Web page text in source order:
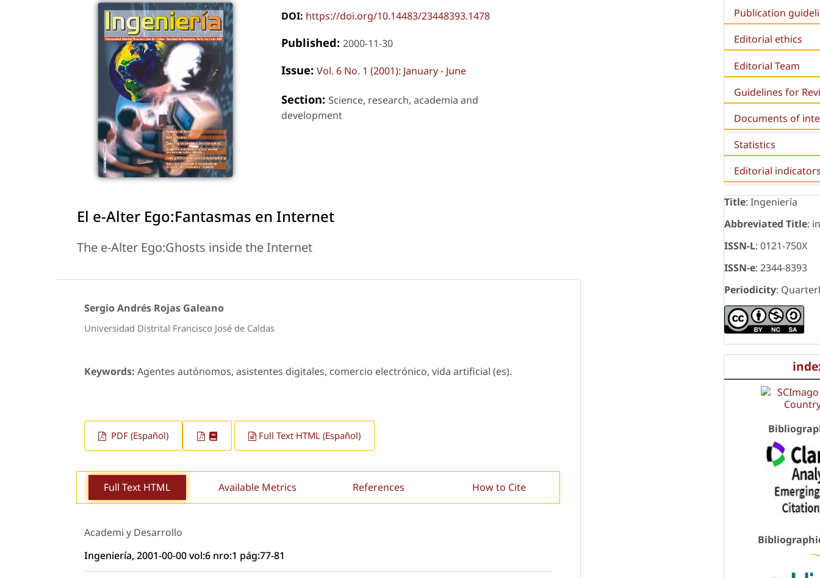
DOI: https://doi.org/10.14483/23448393.1478
Published: 2000-11-30
Issue: Vol. 6 No. 1 (2001): January - June
Section: Science, research, academia and
development
El e-Alter Ego:Fantasmas en Internet
The e-Alter Ego:Ghosts inside the Internet
Sergio Andrés Rojas Galeano
Universidad Distrital Francisco José de Caldas
Keywords: Agentes autónomos, asistentes digitales, comercio electrónico, vida artificial (es).
PDF (Español) Full Text HTML (Español)
Full Text HTML Available Metrics References How to Cite
Academi y Desarrollo
Ingeniería, 2001-00-00 vol:6 nro:1 pág:77-81
Publication
Editorial ethics
Editorial Team
Guidelines for
Documents of
Statistics
Editorial
Title: Ingeniería
Abbreviated Title:
ISSN-L: 0121-750X
ISSN-e: 2344-8393
Periodicity: